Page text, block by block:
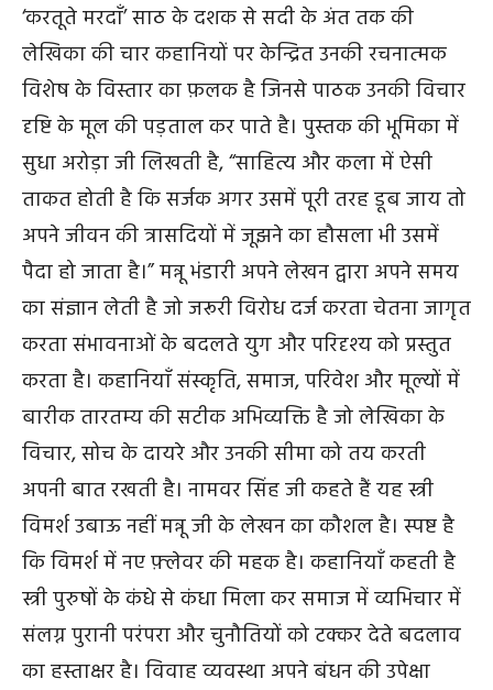
‘करतूते मरदाँ’ साठ के दशक से सदी के अंत तक की
लेखिका की चार कहानियों पर केन्द्रित उनकी रचनात्मक
विशेष के विस्तार का फ़लक है जिनसे पाठक उनकी विचार
दृष्टि के मूल की पड़ताल कर पाते है। पुस्तक की भूमिका में
सुधा अरोड़ा जी लिखती है, “साहित्य और कला में ऐसी
ताकत होती है कि सर्जक अगर उसमें पूरी तरह डूब जाय तो
अपने जीवन की त्रासदियों में जूझने का हौसला भी उसमें
पैदा हो जाता है।” मन्नू भंडारी अपने लेखन द्वारा अपने समय
का संज्ञान लेती है जो जरूरी विरोध दर्ज करता चेतना जागृत
करता संभावनाओं के बदलते युग और परिदृश्य को प्रस्तुत
करता है। कहानियाँ संस्कृति, समाज, परिवेश और मूल्यों में
बारीक तारतम्य की सटीक अभिव्यक्ति है जो लेखिका के
विचार, सोच के दायरे और उनकी सीमा को तय करती
अपनी बात रखती है। नामवर सिंह जी कहते हैं यह स्त्री
विमर्श उबाऊ नहीं मन्नू जी के लेखन का कौशल है। स्पष्ट है
कि विमर्श में नए फ़्लेवर की महक है। कहानियाँ कहती है
स्त्री पुरुषों के कंधे से कंधा मिला कर समाज में व्यभिचार में
संलग्न पुरानी परंपरा और चुनौतियों को टक्कर देते बदलाव
का हस्ताक्षर है। विवाह व्यवस्था अपने बंधन की उपेक्षा